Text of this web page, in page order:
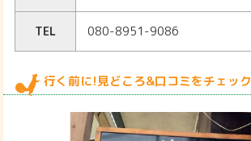
TEL 080-8951-9086
行く前に!見どころ&口コミをチェック